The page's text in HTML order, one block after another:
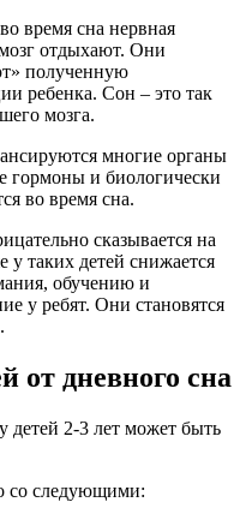
время сна нервная
отдыхают. Они
полученную
ребенка. Сон – это так
мозга.
многие органы
гормоны и биологически
во время сна.
сказывается на
таких детей снижается
обучению и
у ребят. Они становятся
от дневного сна
детей 2-3 лет может быть
со следующими: